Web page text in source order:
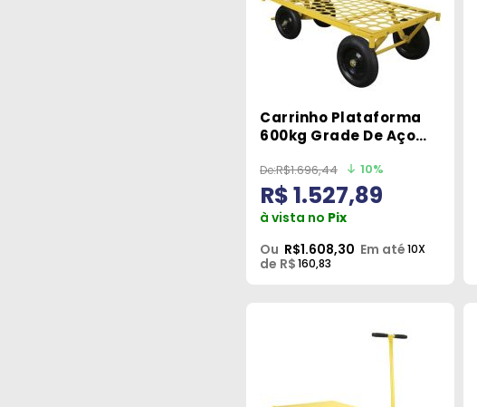
Carrinho Plataforma
600kg Grade De Aço
R$1.696,44 10%
R$ 1.527,89
à vista no Pix
Ou R$1.608,30 Em até10X
de R$160,83